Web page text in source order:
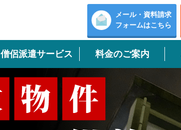
メール・資料請求
フォームはこちら
僧侶派遣サービス 料金のご案内